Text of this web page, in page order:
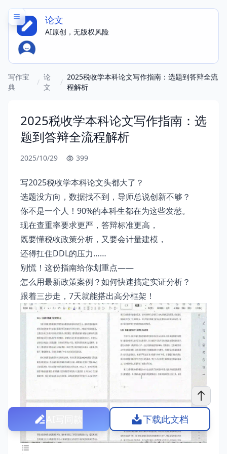
论文
AI原创，无版权风险
写作宝
典
/
论
文
/
2025税收学本科论文写作指南：选题到答辩全流
程解析
2025税收学本科论文写作指南：选
题到答辩全流程解析
2025/10/29 399
写2025税收学本科论文头都大了？
选题没方向，数据找不到，导师总说创新不够？
你不是一个人！90%的本科生都在为这些发愁。
现在查重率要求更严，答辩标准更高，
既要懂税收政策分析，又要会计量建模，
还得扛住DDL的压力……
别慌！这份指南给你划重点——
怎么用最新政策案例？如何快速搞定实证分析？
跟着三步走，7天就能搭出高分框架！
下载此文档